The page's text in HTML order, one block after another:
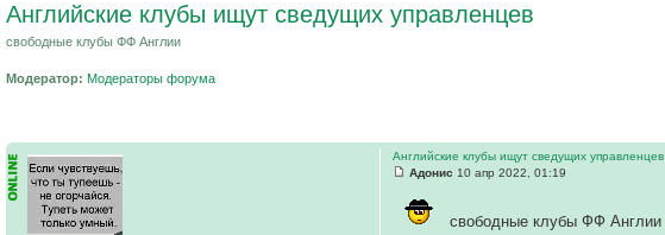
Английские клубы ищут сведущих управленцев
свободные клубы ФФ Англии
Модератор: Модераторы форума
Английские клубы ищут сведущих управленцев
Адонис 10 апр 2022, 01:19
свободные клубы ФФ Англии